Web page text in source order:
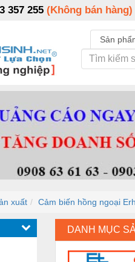
357 255 (Không bán hàng)
Sản
xuất Cảm biến hồng ngoại
DANH MỤC